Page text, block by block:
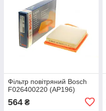
Фільтр повітряний Bosch
F026400220 (AP196)
564 ₴